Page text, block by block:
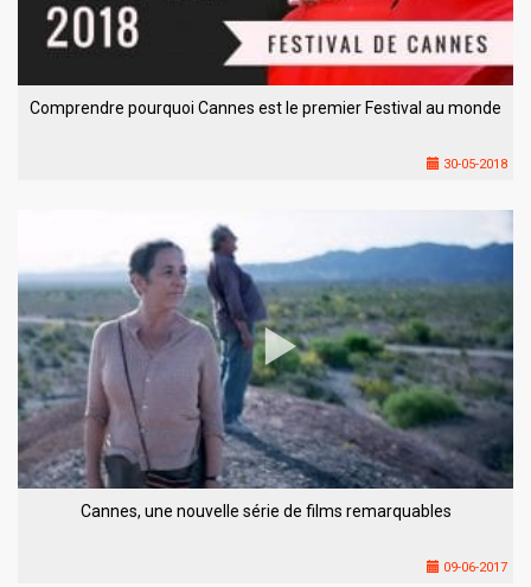
Comprendre pourquoi Cannes est le premier Festival au monde
30-05-2018
Cannes, une nouvelle série de films remarquables
09-06-2017